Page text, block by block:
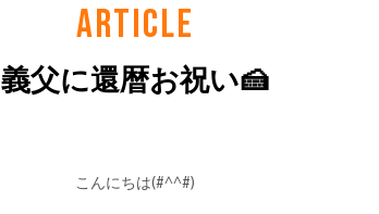
ARTICLE
義父に還暦お祝い🍰